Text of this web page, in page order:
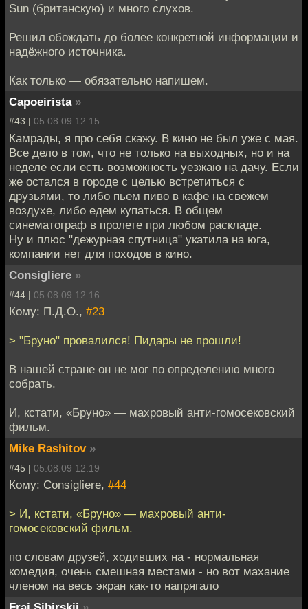
Sun (британскую) и много слухов.
Решил обождать до более конкретной информации и
надёжного источника.
Как только — обязательно напишем.
Capoeirista »
#43 | 05.08.09 12:15
Камрады, я про себя скажу. В кино не был уже с мая.
Все дело в том, что не только на выходных, но и на
неделе если есть возможность уезжаю на дачу. Если
же остался в городе с целью встретиться с
друзьями, то либо пьем пиво в кафе на свежем
воздухе, либо едем купаться. В общем
синематограф в пролете при любом раскладе.
Ну и плюс "дежурная спутница" укатила на юга,
компании нет для походов в кино.
Consigliere »
#44 | 05.08.09 12:16
Кому: П.Д.О., #23
> "Бруно" провалился! Пидары не прошли!
В нашей стране он не мог по определению много
собрать.
И, кстати, «Бруно» — махровый анти-гомосековский
фильм.
Mike Rashitov »
#45 | 05.08.09 12:19
Кому: Consigliere, #44
> И, кстати, «Бруно» — махровый анти-
гомосековский фильм.
по словам друзей, ходивших на - нормальная
комедия, очень смешная местами - но вот махание
членом на весь экран как-то напрягало